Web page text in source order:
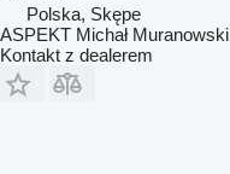
Polska, Skępe
ASPEKT Michał Muranowski
Kontakt z dealerem